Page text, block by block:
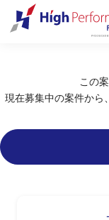
この
現在募集中の案件から